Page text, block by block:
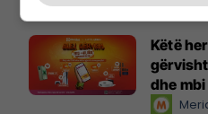
Këtë
dhe
instant!